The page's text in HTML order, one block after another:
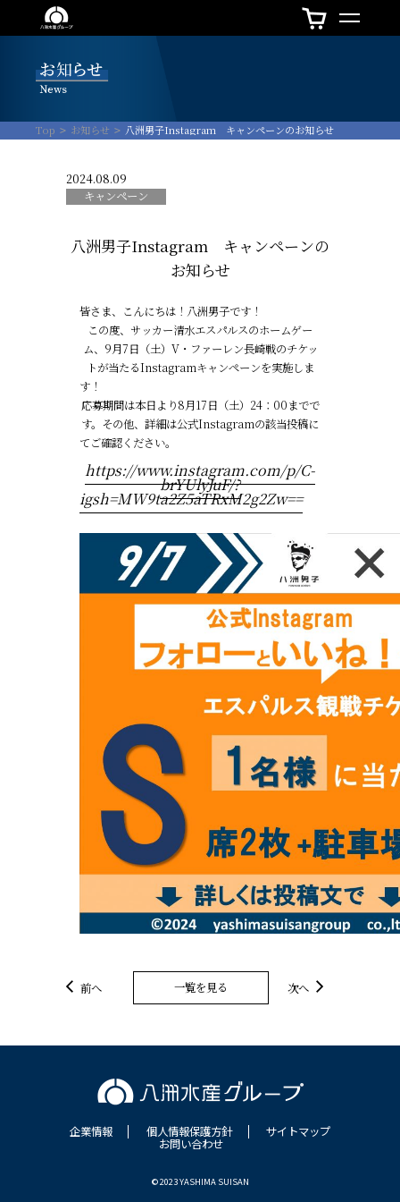
Top お知らせ 八洲男子Instagram キャンペーンのお知らせ
2024.08.09
キャンペーン
八洲男子Instagram キャンペーンの
お知らせ
皆さま、こんにちは！八洲男子です！
この度、サッカー清水エスパルスのホームゲー
ム、9月7日（土）V・ファーレン長崎戦のチケッ
トが当たるInstagramキャンペーンを実施しま
す！
応募期間は本日より8月17日（土）24：00までで
す。その他、詳細は公式Instagramの該当投稿に
てご確認ください。
https://www.instagram.com/p/C-
brYUlyJuF/?
igsh=MW9ta2Z5aTRxM2g2Zw==
前へ 一覧を見る 次へ
企業情報 個人情報保護方針 サイトマップ
お問い合わせ
© 2023 YASHIMA SUISAN